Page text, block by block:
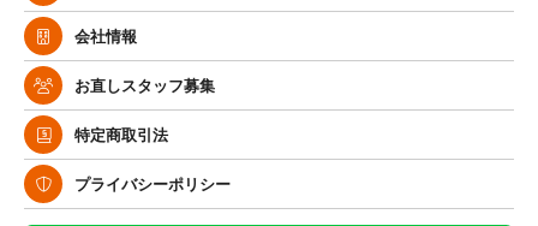
会社情報
お直しスタッフ募集
特定商取引法
プライバシーポリシー